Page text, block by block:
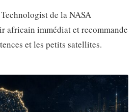
de la NASA
africain immédiat et recommande
et les petits satellites.